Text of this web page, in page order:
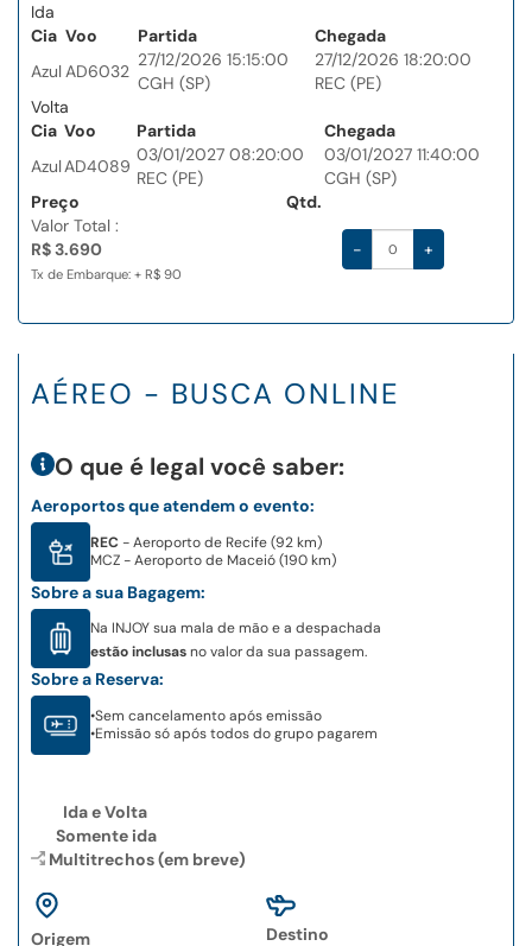
Ida
Cia Voo Partida
Chegada
Azul AD6032
27/12/2026 15:15:00
CGH (SP)
27/12/2026 18:20:00
REC (PE)
Volta
Cia Voo Partida
Chegada
AzulAD4089
03/01/2027 08:20:00
REC (PE)
03/01/2027 11:40:00
CGH (SP)
Preço
Qtd.
Valor Total :
R$ 3.690
Tx de Embarque: + R$ 90
- +
AÉREO - BUSCA ONLINE
O que é legal você saber:
Aeroportos que atendem o evento:
REC - Aeroporto de Recife (92 km)
MCZ - Aeroporto de Maceió (190 km)
Sobre a sua Bagagem:
Na INJOY sua mala de mão e a despachada
estão inclusasno valor da sua passagem.
Sobre a Reserva:
•Sem cancelamento após emissão
•Emissão só após todos do grupo pagarem
Ida e Volta
Somente ida
Multitrechos (em breve)
Origem Destino